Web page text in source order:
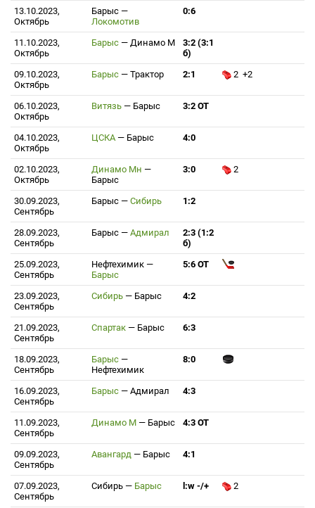
13.10.2023,
Октябрь
Барыс —
Локомотив
0:6
11.10.2023,
Октябрь
Барыс — Динамо М
3:2 (3:1
б)
09.10.2023,
Октябрь
Барыс — Трактор 2:1 2 +2
06.10.2023,
Октябрь
Витязь — Барыс 3:2 ОТ
04.10.2023,
Октябрь
ЦСКА — Барыс 4:0
02.10.2023,
Октябрь
Динамо Мн —
Барыс
3:0 2
30.09.2023,
Сентябрь
Барыс — Сибирь 1:2
28.09.2023,
Сентябрь
Барыс — Адмирал
2:3 (1:2
б)
25.09.2023,
Сентябрь
Нефтехимик —
Барыс
5:6 ОТ
23.09.2023,
Сентябрь
Сибирь — Барыс 4:2
21.09.2023,
Сентябрь
Спартак — Барыс 6:3
18.09.2023,
Сентябрь
Барыс —
Нефтехимик
8:0
16.09.2023,
Сентябрь
Барыс — Адмирал 4:3
11.09.2023,
Сентябрь
Динамо М — Барыс 4:3 ОТ
09.09.2023,
Сентябрь
Авангард — Барыс 4:1
07.09.2023,
Сентябрь
Сибирь — Барыс l:w -/+ 2